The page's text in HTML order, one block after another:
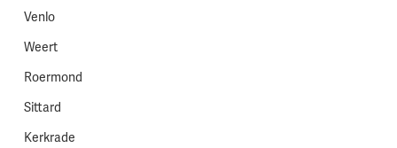
Venlo
Weert
Roermond
Sittard
Kerkrade